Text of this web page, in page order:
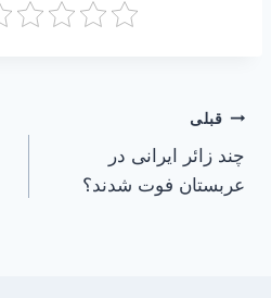
راهبری
نوشته
قبلی
چند زائر ایرانی در
عربستان فوت شدند؟